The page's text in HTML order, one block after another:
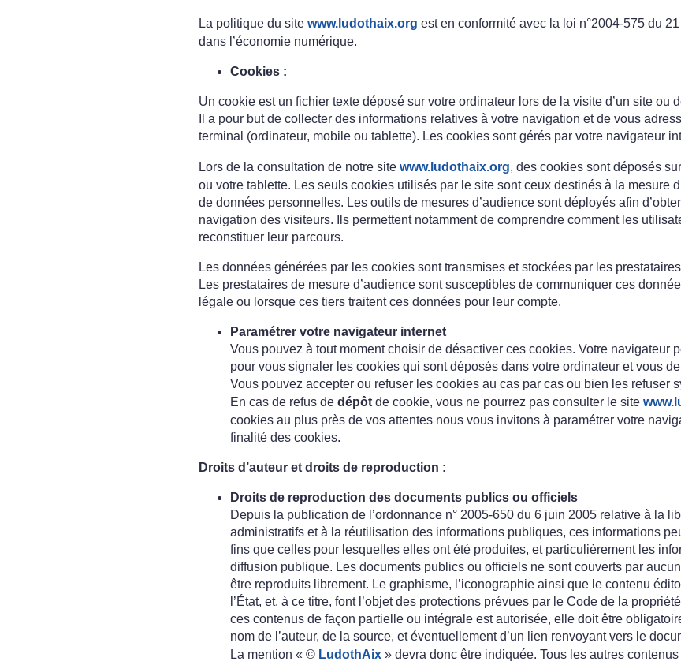
La politique du site www.ludothaix.org est en conformité avec la loi n°2004-575 du
dans l’économie numérique.
Cookies :
Un cookie est un fichier texte déposé sur votre ordinateur lors de la visite d’un site ou
Il a pour but de collecter des informations relatives à votre navigation et de vous
terminal (ordinateur, mobile ou tablette). Les cookies sont gérés par votre navigateur
Lors de la consultation de notre site www.ludothaix.org, des cookies sont déposés
ou votre tablette. Les seuls cookies utilisés par le site sont ceux destinés à la mesure
de données personnelles. Les outils de mesures d’audience sont déployés afin
navigation des visiteurs. Ils permettent notamment de comprendre comment les
reconstituer leur parcours.
Les données générées par les cookies sont transmises et stockées par les
Les prestataires de mesure d’audience sont susceptibles de communiquer ces
légale ou lorsque ces tiers traitent ces données pour leur compte.
Paramétrer votre navigateur internet
Vous pouvez à tout moment choisir de désactiver ces cookies. Votre navigateur
pour vous signaler les cookies qui sont déposés dans votre ordinateur et vous
Vous pouvez accepter ou refuser les cookies au cas par cas ou bien les refuser
En cas de refus de dépôt de cookie, vous ne pourrez pas consulter le site
cookies au plus près de vos attentes nous vous invitons à paramétrer votre
finalité des cookies.
Droits d’auteur et droits de reproduction :
Droits de reproduction des documents publics ou officiels
Depuis la publication de l’ordonnance n° 2005-650 du 6 juin 2005 relative à la
administratifs et à la réutilisation des informations publiques, ces informations
fins que celles pour lesquelles elles ont été produites, et particulièrement les
diffusion publique. Les documents publics ou officiels ne sont couverts par
être reproduits librement. Le graphisme, l’iconographie ainsi que le contenu
l’État, et, à ce titre, font l’objet des protections prévues par le Code de la
ces contenus de façon partielle ou intégrale est autorisée, elle doit être
nom de l’auteur, de la source, et éventuellement d’un lien renvoyant vers le
La mention « © LudothAix » devra donc être indiquée. Tous les autres